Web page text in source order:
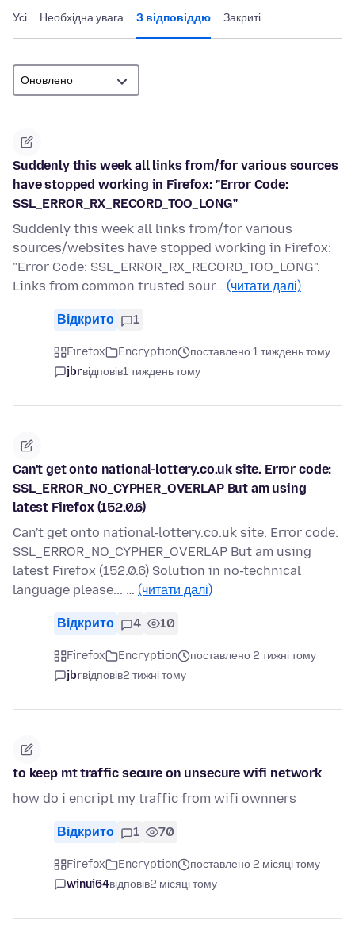
Усі Необхідна увага З відповіддю Закриті
Suddenly this week all links from/for various sources
have stopped working in Firefox: "Error Code:
SSL_ERROR_RX_RECORD_TOO_LONG"
Suddenly this week all links from/for various
sources/websites have stopped working in Firefox:
"Error Code: SSL_ERROR_RX_RECORD_TOO_LONG".
Links from common trusted sour… (читати далі)
Відкрито 1
Firefox Encryption
поставлено 1 тиждень тому
jbrвідповів1 тиждень тому
Can't get onto national-lottery.co.uk site. Error code:
SSL_ERROR_NO_CYPHER_OVERLAP But am using
latest Firefox (152.0.6)
Can't get onto national-lottery.co.uk site. Error code:
SSL_ERROR_NO_CYPHER_OVERLAP But am using
latest Firefox (152.0.6) Solution in no-technical
language please... … (читати далі)
Відкрито 4 10
Firefox Encryption
поставлено 2 тижні тому
jbrвідповів2 тижні тому
to keep mt traffic secure on unsecure wifi network
how do i encript my traffic from wifi ownners
Відкрито 1 70
Firefox Encryption
поставлено 2 місяці тому
winui64відповів2 місяці тому